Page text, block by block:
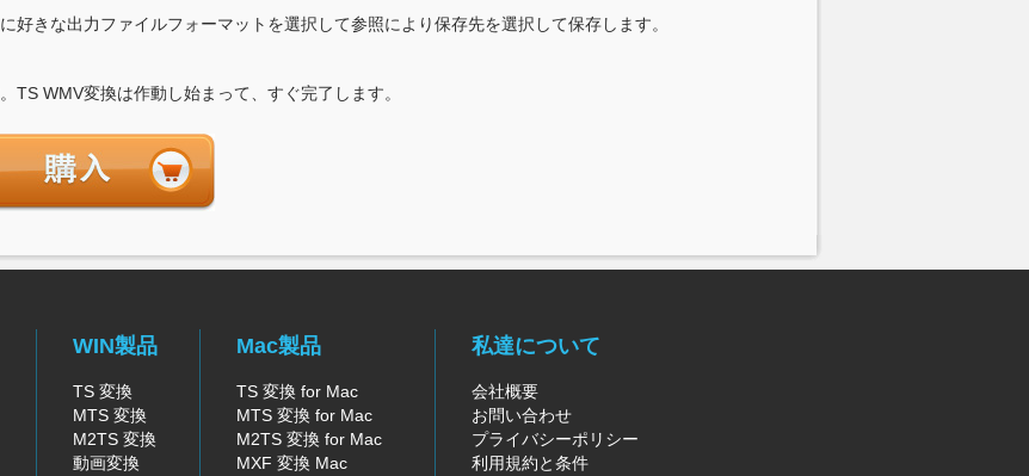
好きな出力ファイルフォーマットを選択して参照により保存先を選択して保存します。
TS WMV変換は作動し始まって、すぐ完了します。
WIN製品
TS 変換
MTS 変換
M2TS 変換
動画変換
Mac製品
TS 変換 for Mac
MTS 変換 for Mac
M2TS 変換 for Mac
MXF 変換 Mac
私達について
会社概要
お問い合わせ
プライバシーポリシー
利用規約と条件